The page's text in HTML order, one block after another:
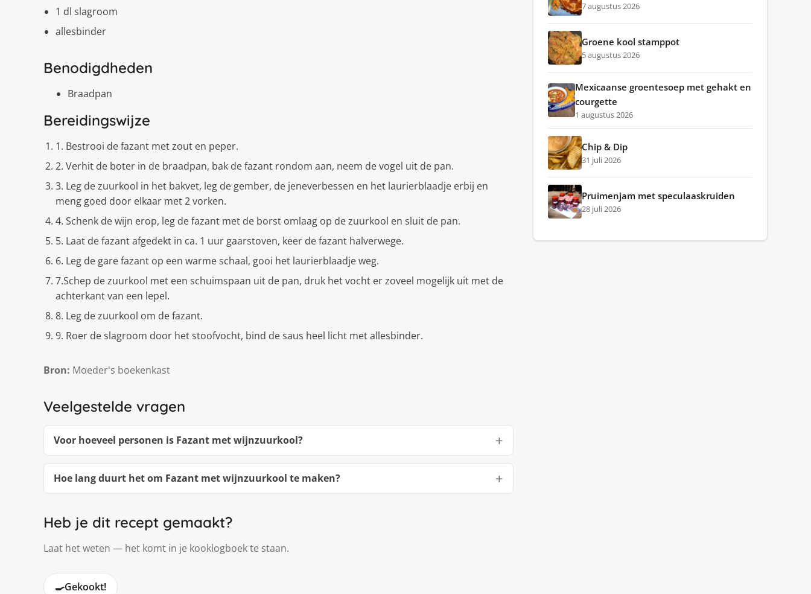
1 dl slagroom
allesbinder
Benodigdheden
Braadpan
Bereidingswijze
1. Bestrooi de fazant met zout en peper.
2. Verhit de boter in de braadpan, bak de fazant rondom aan, neem de vogel uit de pan.
3. Leg de zuurkool in het bakvet, leg de gember, de jeneverbessen en het laurierblaadje erbij en
meng goed door elkaar met 2 vorken.
4. Schenk de wijn erop, leg de fazant met de borst omlaag op de zuurkool en sluit de pan.
5. Laat de fazant afgedekt in ca. 1 uur gaarstoven, keer de fazant halverwege.
6. Leg de gare fazant op een warme schaal, gooi het laurierblaadje weg.
7.Schep de zuurkool met een schuimspaan uit de pan, druk het vocht er zoveel mogelijk uit met de
achterkant van een lepel.
8. Leg de zuurkool om de fazant.
9. Roer de slagroom door het stoofvocht, bind de saus heel licht met allesbinder.
Bron: Moeder's boekenkast
Veelgestelde vragen
Voor hoeveel personen is Fazant met wijnzuurkool?
Hoe lang duurt het om Fazant met wijnzuurkool te maken?
Heb je dit recept gemaakt?
Laat het weten — het komt in je kooklogboek te staan.
🍳Gekookt!
7 augustus 2026
Groene kool stamppot
5 augustus 2026
Mexicaanse groentesoep met gehakt en
courgette
1 augustus 2026
Chip & Dip
31 juli 2026
Pruimenjam met speculaaskruiden
28 juli 2026